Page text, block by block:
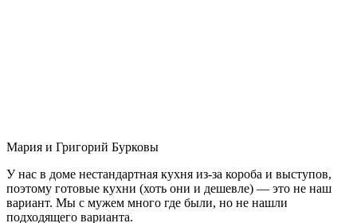
Мария и Григорий Бурковы
У нас в доме нестандартная кухня из-за короба и выступов,
поэтому готовые кухни (хоть они и дешевле) — это не наш
вариант. Мы с мужем много где были, но не нашли
подходящего варианта.